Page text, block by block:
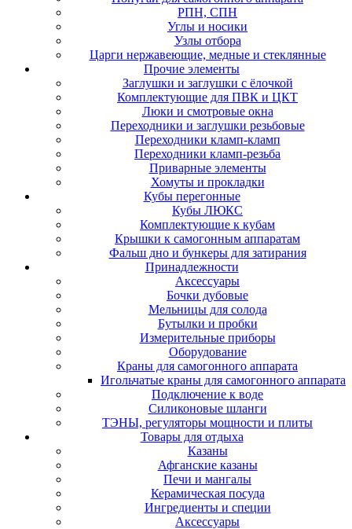
РПН, СПН
Углы и носики
Узлы отбора
Царги нержавеющие, медные и стеклянные
Прочие элементы
Заглушки и заглушки с ёлочкой
Комплектующие для ПВК и ЦКТ
Люки и смотровые окна
Переходники и заглушки резьбовые
Переходники кламп-кламп
Переходники кламп-резьба
Приварные элементы
Хомуты и прокладки
Кубы перегонные
Кубы ЛЮКС
Комплектующие к кубам
Крышки к самогонным аппаратам
Фальш дно и бункеры для затирания
Принадлежности
Аксессуары
Бочки дубовые
Мельницы для солода
Бутылки и пробки
Измерительные приборы
Оборудование
Краны для самогонного аппарата
Игольчатые краны для самогонного аппарата
Подключение к воде
Силиконовые шланги
ТЭНЫ, регуляторы мощности и плиты
Товары для отдыха
Казаны
Афганские казаны
Печи и мангалы
Керамическая посуда
Ингредиенты и специи
Аксессуары